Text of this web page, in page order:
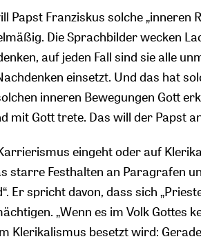
Papst Franziskus solche „inneren
Die Sprachbilder wecken
auf jeden Fall sind sie alle
einsetzt. Und das hat
inneren Bewegungen Gott
mit Gott trete. Das will der Papst
eingeht oder auf
starre Festhalten an Paragrafen
Er spricht davon, dass sich
„Wenn es im Volk Gottes
Klerikalismus besetzt wird: